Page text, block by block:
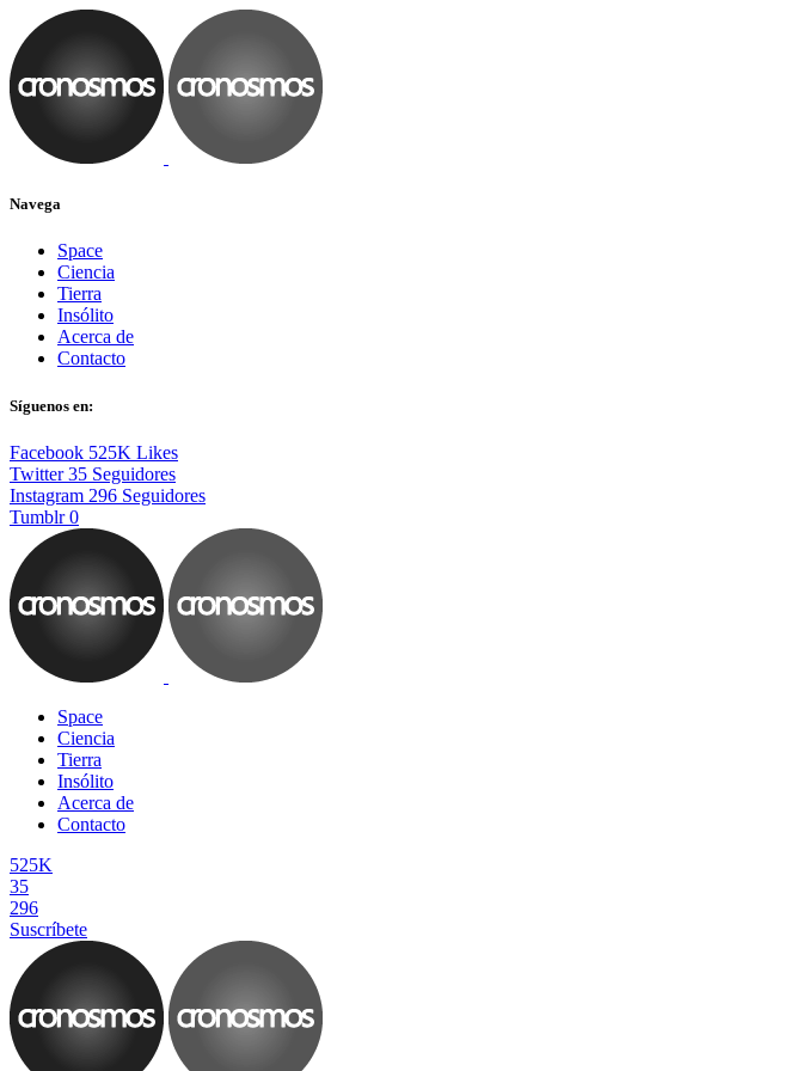
Navega
Space
Ciencia
Tierra
Insólito
Acerca de
Contacto
Síguenos en:
Facebook 525K Likes
Twitter 35 Seguidores
Instagram 296 Seguidores
Tumblr 0
Space
Ciencia
Tierra
Insólito
Acerca de
Contacto
525K
35
296
Suscríbete